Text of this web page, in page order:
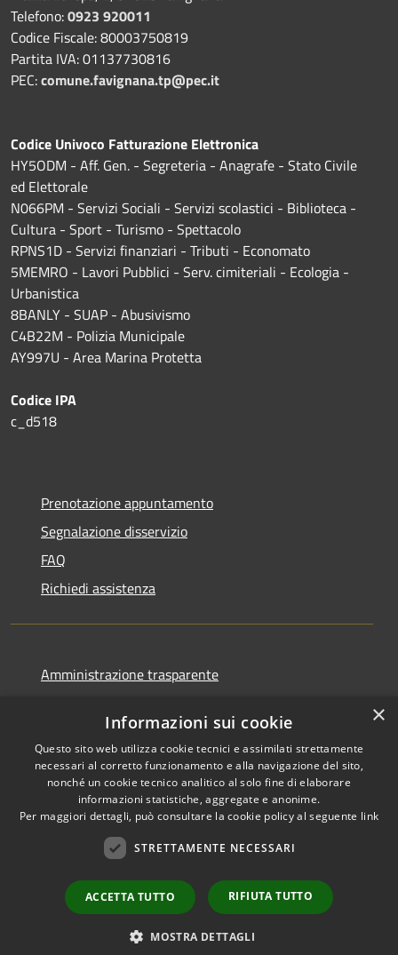
Telefono:0923 920011
Codice Fiscale: 80003750819
Partita IVA: 01137730816
PEC:comune.favignana.tp@pec.it
Codice Univoco Fatturazione Elettronica
HY5ODM - Aff. Gen. - Segreteria - Anagrafe - Stato Civile
ed Elettorale
N066PM - Servizi Sociali - Servizi scolastici - Biblioteca -
Cultura - Sport - Turismo - Spettacolo
RPNS1D - Servizi finanziari - Tributi - Economato
5MEMRO - Lavori Pubblici - Serv. cimiteriali - Ecologia -
Urbanistica
8BANLY - SUAP - Abusivismo
C4B22M - Polizia Municipale
AY997U - Area Marina Protetta
Codice IPA
c_d518
Prenotazione appuntamento
Segnalazione disservizio
FAQ
Richiedi assistenza
Amministrazione trasparente
Dichiarazione di accessibilità
Copyright © 2026 • Comune di
Municipium•
Accesso
redazione
×
Informazioni sui cookie
Questo sito web utilizza cookie tecnici e assimilati strettamente
necessari al corretto funzionamento e alla navigazione del sito,
nonché un cookie tecnico analitico al solo fine di elaborare
informazioni statistiche, aggregate e anonime.
Per maggiori dettagli, può consultare la cookie policy al seguente link
STRETTAMENTE NECESSARI
ACCETTA TUTTO RIFIUTA TUTTO
MOSTRA DETTAGLI